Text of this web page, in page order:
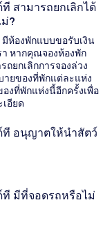
สามารถยกเลิกได้
?
มีห้องพักแบบขอรับเงิน
หากคุณจองห้องพัก
ยกเลิกการจองล่วง
ยของที่พักแต่ละแห่ง
งที่พักแห่งนี้อีกครั้งเพื่อ
อียด
ที อนุญาตให้นำสัตว์
ที มีที่จอดรถหรือไม่